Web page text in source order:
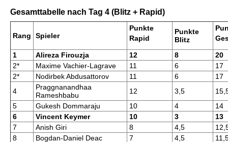
Gesamttabelle nach Tag 4 (Blitz + Rapid)
Rang Spieler
Punkte
Rapid
Punkte
Blitz
1 Alireza Firouzja 12 8
20
2*
Maxime Vachier-Lagrave 11 6
17
2*
Nodirbek Abdusattorov 11 6
17
4
Praggnanandhaa
Rameshbabu
12 3,5
5
Gukesh Dommaraju 10 4
14
6
Vincent Keymer 10 3
13
7
Anish Giri 8 4,5
8
Bogdan-Daniel Deac 7 4,5